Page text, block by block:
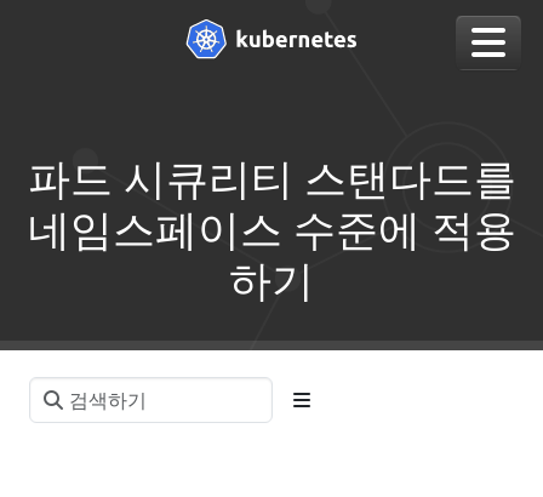
파드 시큐리티 스탠다드를
네임스페이스 수준에 적용
하기